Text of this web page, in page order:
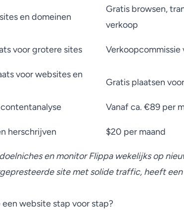
en domeinen
Gratis browsen,
verkoop
voor grotere sites Verkoopcommissie
voor websites en
Gratis plaatsen
Vanaf ca. €89 per
herschrijven $20 per maand
en monitor Flippa wekelijks op
site met solide traffic, heeft
website stap voor stap?